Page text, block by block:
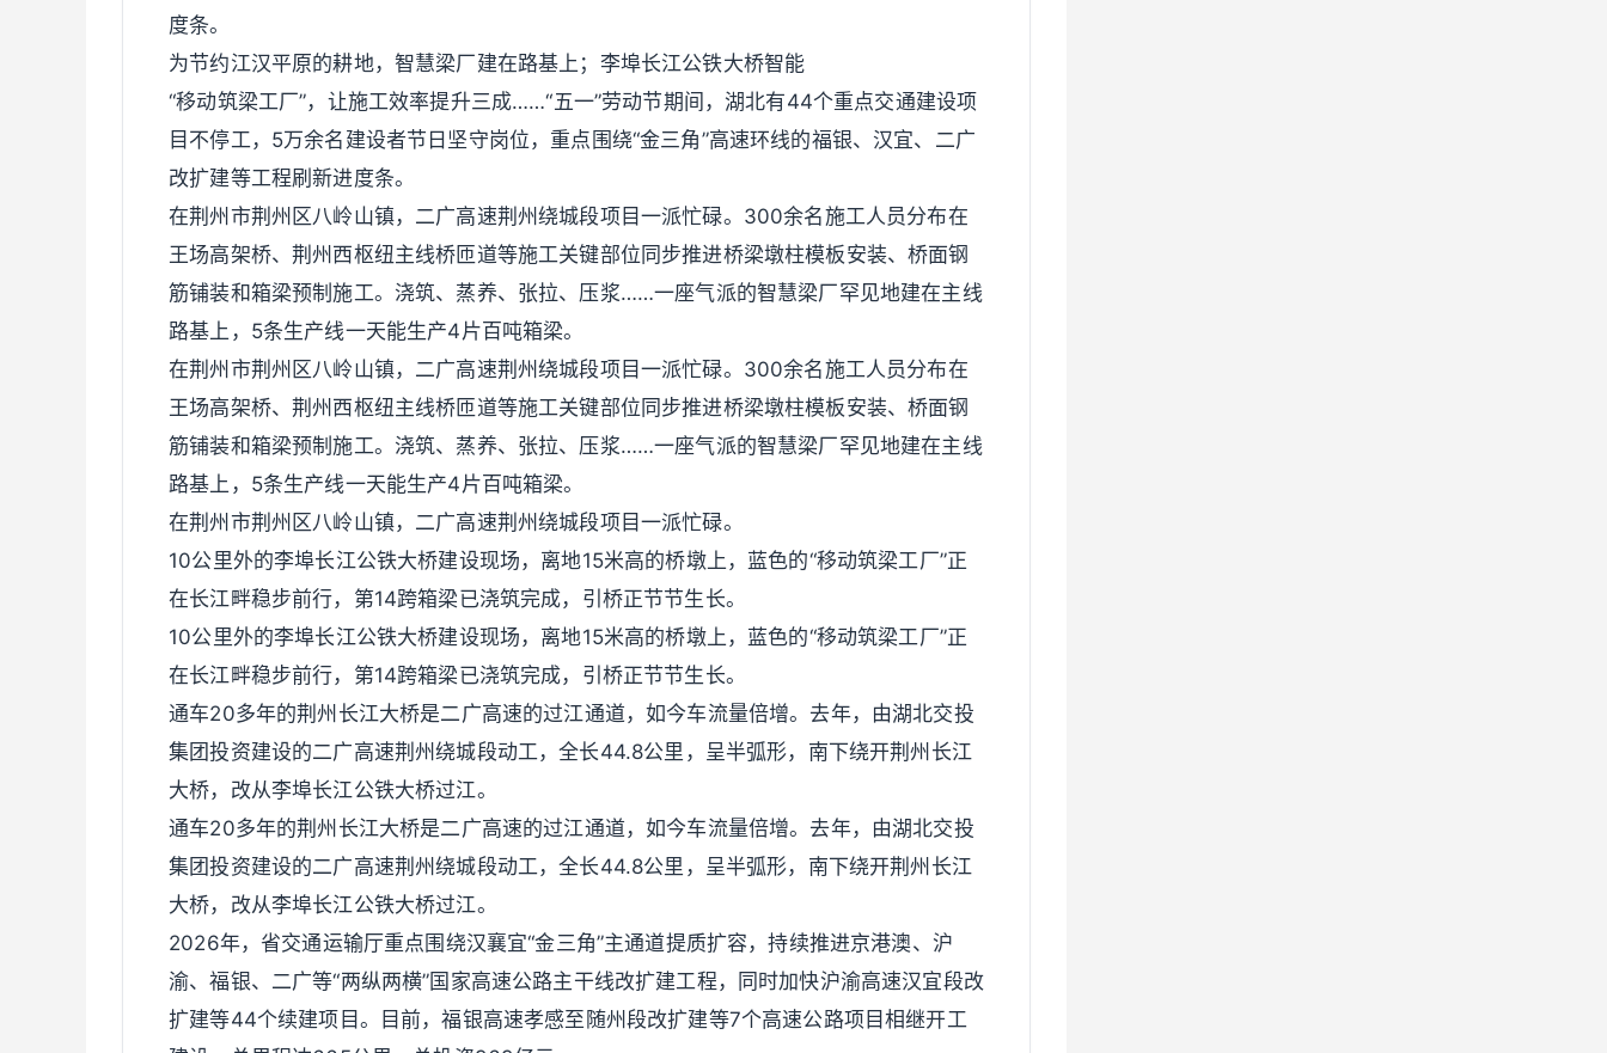
度条。
为节约江汉平原的耕地，智慧梁厂建在路基上；李埠长江公铁大桥智能
“移动筑梁工厂”，让施工效率提升三成……“五一”劳动节期间，湖北有44个重点交通建设项
目不停工，5万余名建设者节日坚守岗位，重点围绕“金三角”高速环线的福银、汉宜、二广
改扩建等工程刷新进度条。
在荆州市荆州区八岭山镇，二广高速荆州绕城段项目一派忙碌。300余名施工人员分布在
王场高架桥、荆州西枢纽主线桥匝道等施工关键部位同步推进桥梁墩柱模板安装、桥面钢
筋铺装和箱梁预制施工。浇筑、蒸养、张拉、压浆……一座气派的智慧梁厂罕见地建在主线
路基上，5条生产线一天能生产4片百吨箱梁。
在荆州市荆州区八岭山镇，二广高速荆州绕城段项目一派忙碌。300余名施工人员分布在
王场高架桥、荆州西枢纽主线桥匝道等施工关键部位同步推进桥梁墩柱模板安装、桥面钢
筋铺装和箱梁预制施工。浇筑、蒸养、张拉、压浆……一座气派的智慧梁厂罕见地建在主线
路基上，5条生产线一天能生产4片百吨箱梁。
在荆州市荆州区八岭山镇，二广高速荆州绕城段项目一派忙碌。
10公里外的李埠长江公铁大桥建设现场，离地15米高的桥墩上，蓝色的“移动筑梁工厂”正
在长江畔稳步前行，第14跨箱梁已浇筑完成，引桥正节节生长。
10公里外的李埠长江公铁大桥建设现场，离地15米高的桥墩上，蓝色的“移动筑梁工厂”正
在长江畔稳步前行，第14跨箱梁已浇筑完成，引桥正节节生长。
通车20多年的荆州长江大桥是二广高速的过江通道，如今车流量倍增。去年，由湖北交投
集团投资建设的二广高速荆州绕城段动工，全长44.8公里，呈半弧形，南下绕开荆州长江
大桥，改从李埠长江公铁大桥过江。
通车20多年的荆州长江大桥是二广高速的过江通道，如今车流量倍增。去年，由湖北交投
集团投资建设的二广高速荆州绕城段动工，全长44.8公里，呈半弧形，南下绕开荆州长江
大桥，改从李埠长江公铁大桥过江。
2026年，省交通运输厅重点围绕汉襄宜“金三角”主通道提质扩容，持续推进京港澳、沪
渝、福银、二广等“两纵两横”国家高速公路主干线改扩建工程，同时加快沪渝高速汉宜段改
扩建等44个续建项目。目前，福银高速孝感至随州段改扩建等7个高速公路项目相继开工